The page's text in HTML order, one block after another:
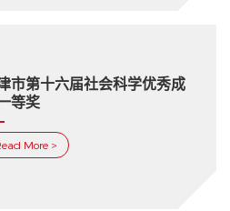
市第十六届社会科学优秀成
等奖
More >